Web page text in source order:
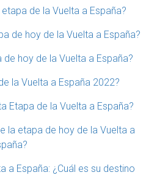
de la Vuelta a España?
de hoy de la Vuelta a España?
hoy de la Vuelta a España?
la Vuelta a España 2022?
Etapa de la Vuelta a España?
la etapa de hoy de la Vuelta a
a España: ¿Cuál es su destino